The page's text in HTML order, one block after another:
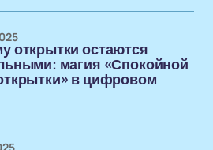
открытки остаются
магия «Спокойной
в цифровом